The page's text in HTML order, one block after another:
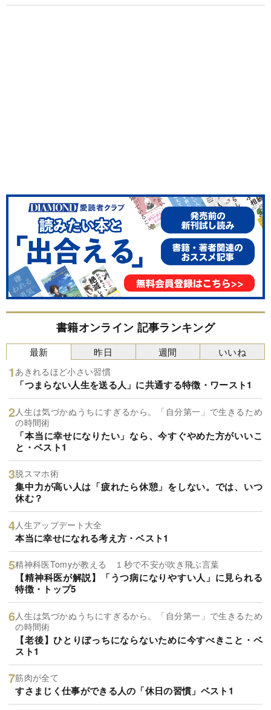
書籍オンライン 記事ランキング
最新
あきれるほど小さい習慣
「つまらない人生を送る人」に共通する特徴・ワースト1
人生は気づかぬうちにすぎるから。「自分第一」で生きるため
の時間術
「本当に幸せになりたい」なら、今すぐやめた方がいいこ
と・ベスト1
脱スマホ術
集中力が高い人は「疲れたら休憩」をしない。では、いつ
休む？
人生アップデート大全
本当に幸せになれる考え方・ベスト1
精神科医Tomyが教える １秒で不安が吹き飛ぶ言葉
【精神科医が解説】「うつ病になりやすい人」に見られる
特徴・トップ5
人生は気づかぬうちにすぎるから。「自分第一」で生きるため
の時間術
【老後】ひとりぼっちにならないために今すべきこと・ベ
スト1
筋肉が全て
すさまじく仕事ができる人の「休日の習慣」ベスト1
昨日 週間 いいね